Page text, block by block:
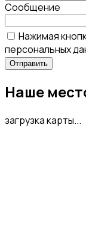
Сообщение
Нажимая
персональных
Наше
загрузка карты...